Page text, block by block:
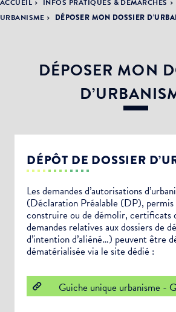
DÉMARCHES
LA VILLE
ACCUEIL INFOS PRATIQUES & DÉMARCHES
URBANISME
DÉPOSER MON DOSSIER
DÉPOSER MON
DÉPÔT DE DOSSIER
Les demandes d’autorisations
(Déclaration Préalable (DP), permis
construire ou de démolir, certificats
demandes relatives aux dossiers de
d’intention d’aliéné…) peuvent être
dématérialisée via le site dédié :
Guiche unique urbanisme -